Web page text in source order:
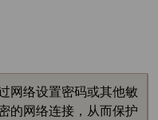
网络设置密码或其他敏
的网络连接，从而保护